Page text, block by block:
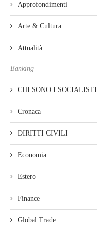
Approfondimenti
Arte & Cultura
Attualità
Banking
CHI SONO I SOCIALISTI
Cronaca
DIRITTI CIVILI
Economia
Estero
Finance
Global Trade